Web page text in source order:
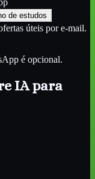
de estudos
úteis por e-mail.
é opcional.
IA para